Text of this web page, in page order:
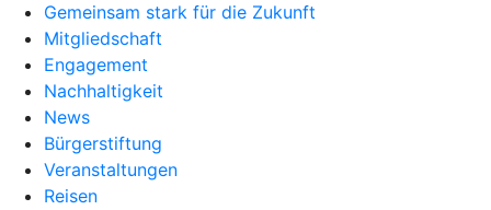
Gemeinsam stark für die Zukunft
Mitgliedschaft
Engagement
Nachhaltigkeit
News
Bürgerstiftung
Veranstaltungen
Reisen